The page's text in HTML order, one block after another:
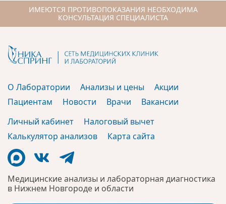
ИМЕЮТСЯ ПРОТИВОПОКАЗАНИЯ НЕОБХОДИМА
КОНСУЛЬТАЦИЯ СПЕЦИАЛИСТА
Медицинские анализы и лабораторная диагностика
в Нижнем Новгороде и области
О Лаборатории Анализы и цены
Акции
Пациентам
Новости Врачи
Вакансии
Личный кабинет
Налоговый вычет
Калькулятор анализов
Карта сайта